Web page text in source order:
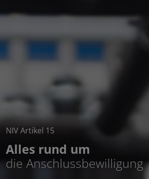
NIV Artikel 15
Alles rund um
die Anschlussbewilligung